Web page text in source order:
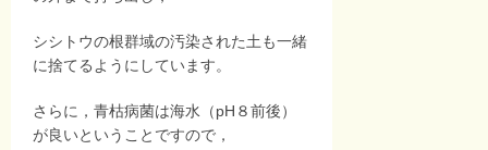
シシトウの根群域の汚染された土も一緒
に捨てるようにしています。
さらに，青枯病菌は海水（pH８前後）
が良いということですので，